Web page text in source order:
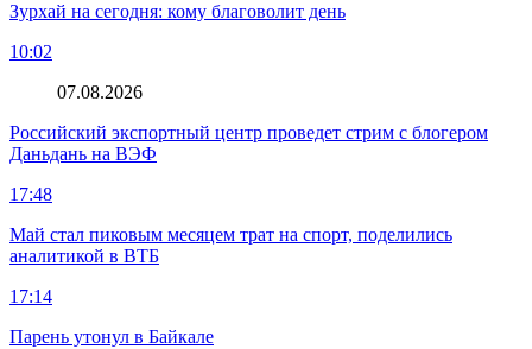
Зурхай на сегодня: кому благоволит день
10:02
07.08.2026
Российский экспортный центр проведет стрим с блогером
Даньдань на ВЭФ
17:48
Май стал пиковым месяцем трат на спорт, поделились
аналитикой в ВТБ
17:14
Парень утонул в Байкале